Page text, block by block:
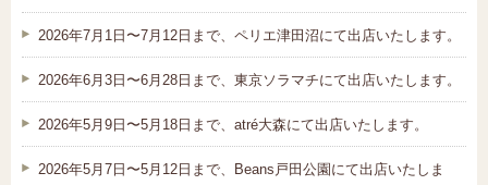
2026年7月1日〜7月12日まで、ペリエ津田沼にて出店いたします。
2026年6月3日〜6月28日まで、東京ソラマチにて出店いたします。
2026年5月9日〜5月18日まで、atré大森にて出店いたします。
2026年5月7日〜5月12日まで、Beans戸田公園にて出店いたしま